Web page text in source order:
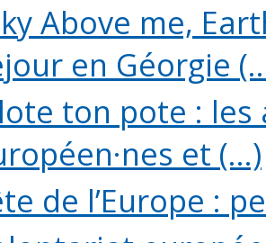
Above me,
en Géorgie
ton pote :
et (...)
de l’Europe :